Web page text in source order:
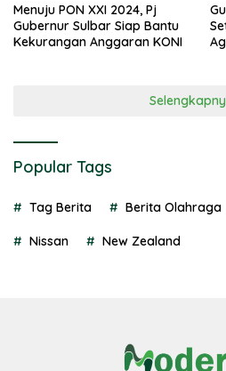
Menuju PON XXI 2024, Pj
Gubernur Sulbar Siap Bantu
Kekurangan Anggaran KONI
Popular Tags
Tag Berita Berita Olahraga
Nissan New Zealand